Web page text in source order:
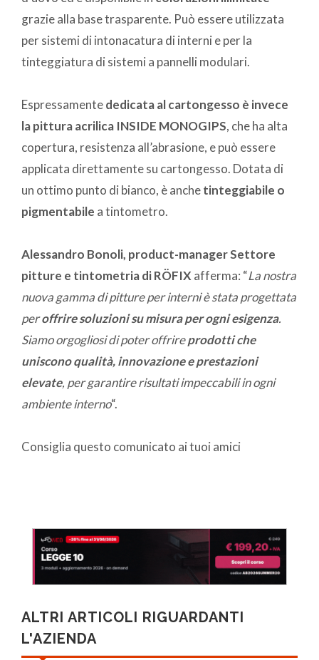
grazie alla base trasparente. Può essere utilizzata
per sistemi di intonacatura di interni e per la
tinteggiatura di sistemi a pannelli modulari.
Espressamentededicata al cartongesso è invece
la pittura acrilica INSIDE MONOGIPS, che ha alta
copertura, resistenza all’abrasione, e può essere
applicata direttamente su cartongesso. Dotata di
un ottimo punto di bianco, è anchetinteggiabile o
pigmentabile a tintometro.
Alessandro Bonoli, product-manager Settore
pitture e tintometria di RÖFIX afferma: “La nostra
nuova gamma di pitture per interni è stata progettata
peroffrire soluzioni su misura per ogni esigenza.
Siamo orgogliosi di poter offrireprodotti che
uniscono qualità, innovazione e prestazioni
elevate, per garantire risultati impeccabili in ogni
ambiente interno“.
Consiglia questo comunicato ai tuoi amici
ALTRI ARTICOLI RIGUARDANTI
L'AZIENDA